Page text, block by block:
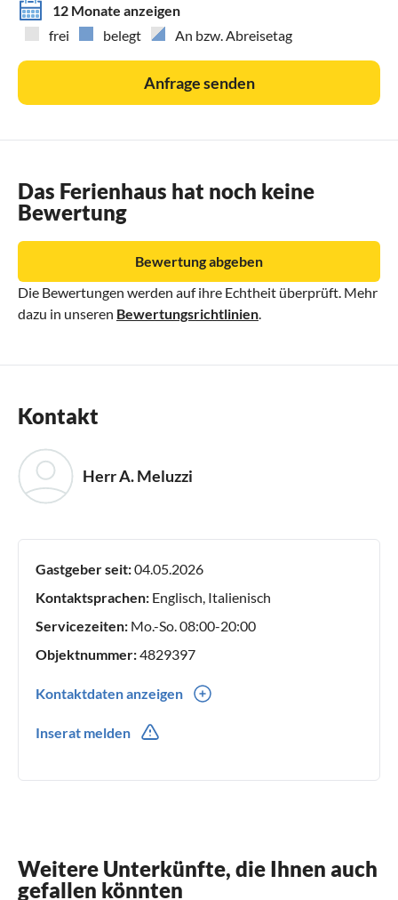
12 Monate anzeigen
frei
belegt An bzw. Abreisetag
Anfrage senden
Das Ferienhaus hat noch keine
Bewertung
Die Bewertungen werden auf ihre Echtheit überprüft. Mehr
dazu in unseren Bewertungsrichtlinien
Bewertung abgeben
Kontakt
Herr A. Meluzzi
Gastgeber seit:04.05.2026
Kontaktsprachen: Englisch, Italienisch
Servicezeiten: Mo.-So. 08:00-20:00
Objektnummer:4829397
Kontaktdaten anzeigen
Inserat melden
Weitere Unterkünfte, die Ihnen auch
gefallen könnten